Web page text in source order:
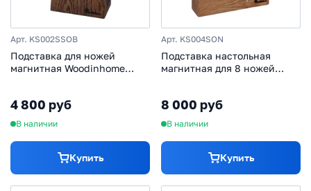
Арт. KS002SSOB
Подставка для ножей
магнитная Woodinhome
4 800 руб
В наличии
Купить
Арт. KS004SON
Подставка настольная
магнитная для 8 ножей
8 000 руб
В наличии
Купить